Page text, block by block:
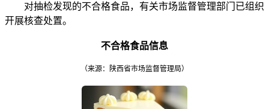
对抽检发现的不合格食品，有关市场监督管理部门已组织
开展核查处置。
不合格食品信息
（来源：陕西省市场监督管理局）